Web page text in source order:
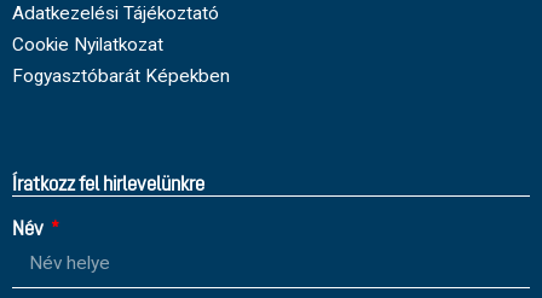
Adatkezelési Tájékoztató
Cookie Nyilatkozat
Fogyasztóbarát Képekben
Íratkozz fel hirlevelünkre
Név